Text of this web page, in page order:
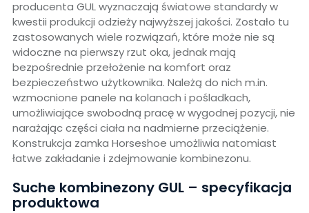
producenta GUL wyznaczają światowe standardy w
kwestii produkcji odzieży najwyższej jakości. Zostało tu
zastosowanych wiele rozwiązań, które może nie są
widoczne na pierwszy rzut oka, jednak mają
bezpośrednie przełożenie na komfort oraz
bezpieczeństwo użytkownika. Należą do nich m.in.
wzmocnione panele na kolanach i pośladkach,
umożliwiające swobodną pracę w wygodnej pozycji, nie
narażając części ciała na nadmierne przeciążenie.
Konstrukcja zamka Horseshoe umożliwia natomiast
łatwe zakładanie i zdejmowanie kombinezonu.
Suche kombinezony GUL – specyfikacja
produktowa